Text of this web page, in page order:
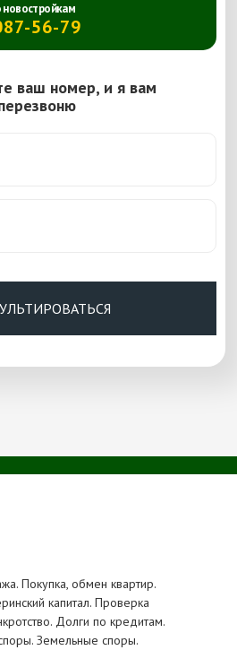
новостройкам
56-79
ваш номер, и я вам
Покупка, обмен квартир.
капитал. Проверка
Долги по кредитам.
Земельные споры.